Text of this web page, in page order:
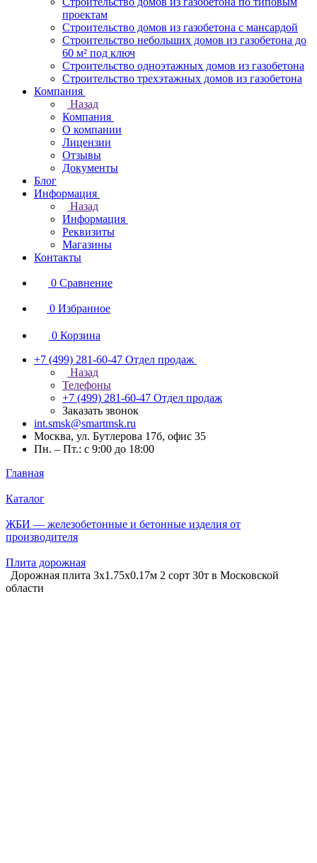
проектам
Строительство домов из газобетона с мансардой
Строительство небольших домов из газобетона до
60 м² под ключ
Строительство одноэтажных домов из газобетона
Строительство трехэтажных домов из газобетона
Компания
Назад
Компания
О компании
Лицензии
Отзывы
Документы
Блог
Информация
Назад
Информация
Реквизиты
Магазины
Контакты
0 Сравнение
0 Избранное
0 Корзина
+7 (499) 281-60-47 Отдел продаж
Назад
Телефоны
+7 (499) 281-60-47 Отдел продаж
Заказать звонок
int.smsk@smartmsk.ru
Москва, ул. Бутлерова 17б, офис 35
Пн. – Пт.: с 9:00 до 18:00
Главная
Каталог
ЖБИ — железобетонные и бетонные изделия от
производителя
Плита дорожная
Дорожная плита 3х1.75х0.17м 2 сорт 30т в Московской
области